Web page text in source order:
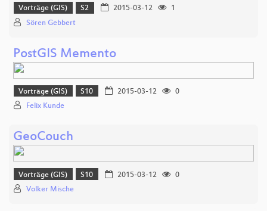
Vorträge (GIS) S2 2015-03-12
1
Sören Gebbert
PostGIS Memento
Vorträge (GIS) S10 2015-03-12
0
Felix Kunde
GeoCouch
Vorträge (GIS) S10 2015-03-12
0
Volker Mische